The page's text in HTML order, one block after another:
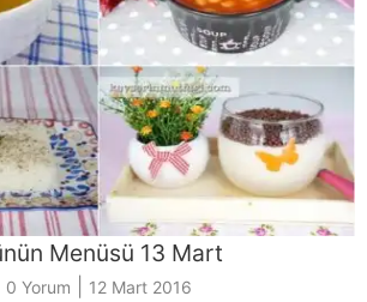
Menüsü 13 Mart
0 Yorum 12 Mart 2016